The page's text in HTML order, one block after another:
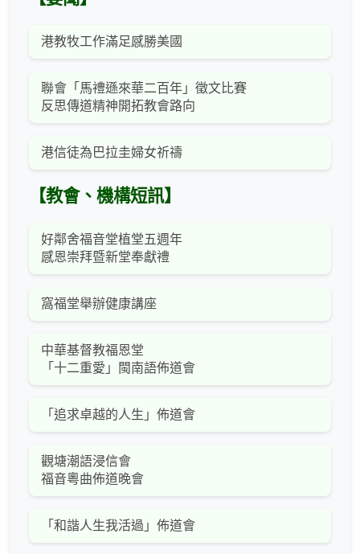
港教牧工作滿足感勝美國
聯會「馬禮遜來華二百年」徵文比賽
反思傳道精神開拓教會路向
港信徒為巴拉圭婦女祈禱
【教會、機構短訊】
好鄰舍福音堂植堂五週年
感恩崇拜暨新堂奉獻禮
窩福堂舉辦健康講座
中華基督教福恩堂
「十二重愛」閩南語佈道會
「追求卓越的人生」佈道會
觀塘潮語浸信會
福音粵曲佈道晚會
「和諧人生我活過」佈道會